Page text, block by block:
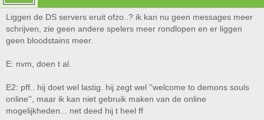
Liggen de DS servers eruit ofzo..? ik kan nu geen messages meer
schrijven, zie geen andere spelers meer rondlopen en er liggen
geen bloodstains meer.
E: nvm, doen t al.
E2: pff.. hij doet wel lastig. hij zegt wel ''welcome to demons souls
online'', maar ik kan niet gebruik maken van de online
mogelijkheden... net deed hij t heel ff